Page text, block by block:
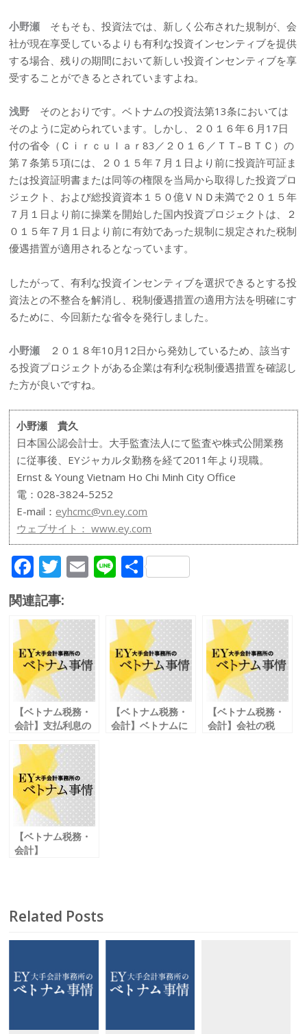
小野瀬 そもそも、投資法では、新しく公布された規制が、会
社が現在享受しているよりも有利な投資インセンティブを提供
する場合、残りの期間において新しい投資インセンティブを享
受することができるとされていますよね。
浅野 そのとおりです。ベトナムの投資法第13条においては
そのように定められています。しかし、２０１６年６月17日
付の省令（Ｃｉｒｃｕｌａｒ83／２０１６／ＴＴ–ＢＴＣ）の
第７条第５項には、２０１５年７月１日より前に投資許可証ま
たは投資証明書または同等の権限を当局から取得した投資プロ
ジェクト、および総投資資本１５０億ＶＮＤ未満で２０１５年
７月１日より前に操業を開始した国内投資プロジェクトは、２
０１５年７月１日より前に有効であった規制に規定された税制
優遇措置が適用されるとなっています。
したがって、有利な投資インセンティブを選択できるとする投
資法との不整合を解消し、税制優遇措置の適用方法を明確にす
るために、今回新たな省令を発行しました。
小野瀬 ２０１８年10月12日から発効しているため、該当す
る投資プロジェクトがある企業は有利な税制優遇措置を確認し
た方が良いですね。
小野瀬 貴久
日本国公認会計士。大手監査法人にて監査や株式公開業務
に従事後、EYジャカルタ勤務を経て2011年より現職。
Ernst & Young Vietnam Ho Chi Minh City Office
電：028-3824-5252
E-mail： eyhcmc@vn.ey.com
ウェブサイト：www.ey.com
F
ac
e
b
o
o
k
T
itt
er
E
l
Li 共
関連記事:
【ベトナム税務・
会計】支払利息の
善の流れ
【ベトナム税務・
会計】ベトナムに
【ベトナム税務・
会計】会社の税
【ベトナム税務・
会計】
Related Posts